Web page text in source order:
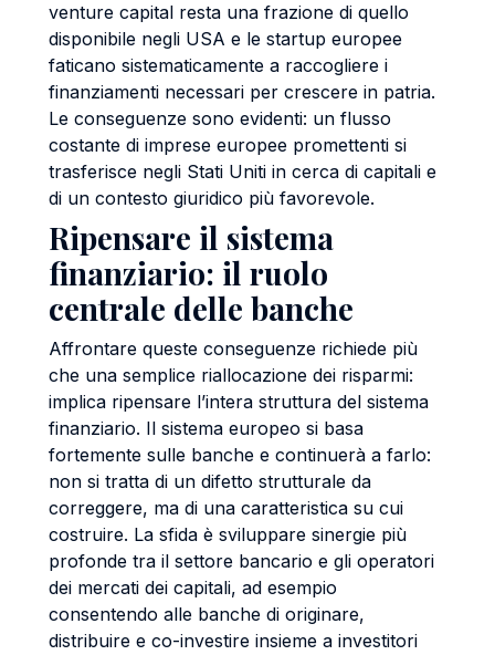
venture capital resta una frazione di quello
disponibile negli USA e le startup europee
faticano sistematicamente a raccogliere i
finanziamenti necessari per crescere in patria.
Le conseguenze sono evidenti: un flusso
costante di imprese europee promettenti si
trasferisce negli Stati Uniti in cerca di capitali e
di un contesto giuridico più favorevole.
Ripensare il sistema
finanziario: il ruolo
centrale delle banche
Affrontare queste conseguenze richiede più
che una semplice riallocazione dei risparmi:
implica ripensare l’intera struttura del sistema
finanziario. Il sistema europeo si basa
fortemente sulle banche e continuerà a farlo:
non si tratta di un difetto strutturale da
correggere, ma di una caratteristica su cui
costruire. La sfida è sviluppare sinergie più
profonde tra il settore bancario e gli operatori
dei mercati dei capitali, ad esempio
consentendo alle banche di originare,
distribuire e co-investire insieme a investitori